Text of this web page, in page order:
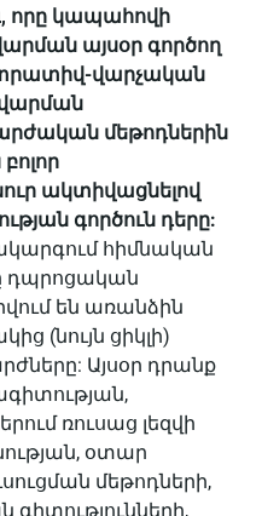
որը կապահովի
այսօր գործող
վարչական
մեթոդներին
ակտիվացնելով
գործուն դերը:
հիմնական
դպրոցական
են առանձին
(նույն ցիկլի)
Այսօր դրանք
ռուսաց լեզվի
օտար
մեթոդների,